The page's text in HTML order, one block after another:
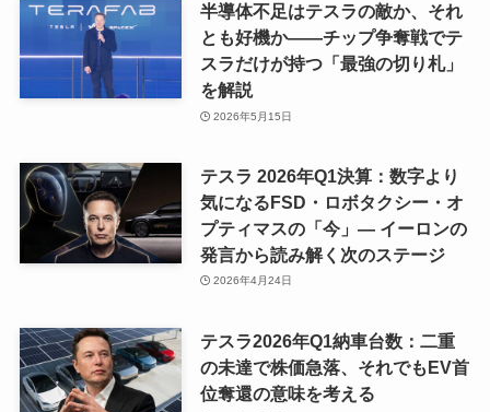
半導体不足はテスラの敵か、それ
とも好機か——チップ争奪戦でテ
スラだけが持つ「最強の切り札」
を解説
2026年5月15日
テスラ 2026年Q1決算：数字より
気になるFSD・ロボタクシー・オ
プティマスの「今」— イーロンの
発言から読み解く次のステージ
2026年4月24日
テスラ2026年Q1納車台数：二重
の未達で株価急落、それでもEV首
位奪還の意味を考える